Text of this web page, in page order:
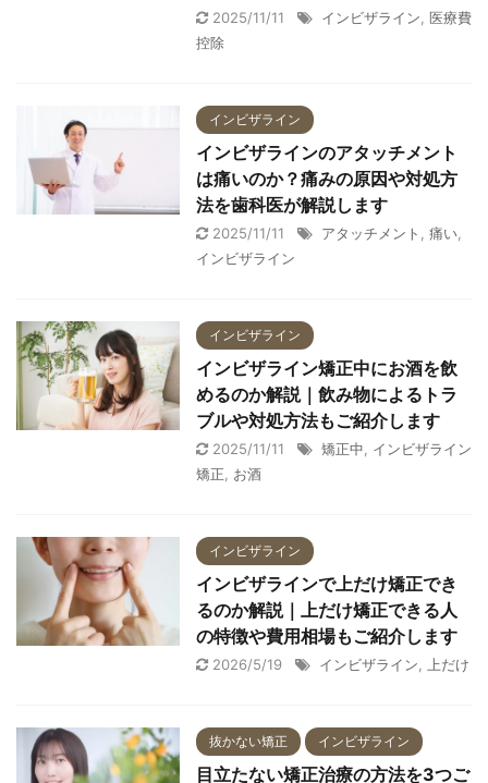
2025/11/11 インビザライン
医療費
控除
インビザライン
インビザラインのアタッチメント
は痛いのか？痛みの原因や対処方
法を歯科医が解説します
2025/11/11 アタッチメント 痛い
インビザライン
インビザライン
インビザライン矯正中にお酒を飲
めるのか解説｜飲み物によるトラ
ブルや対処方法もご紹介します
2025/11/11 矯正中
インビザライン
矯正
お酒
インビザライン
インビザラインで上だけ矯正でき
るのか解説｜上だけ矯正できる人
の特徴や費用相場もご紹介します
2026/5/19 インビザライン 上だけ
抜かない矯正 インビザライン
目立たない矯正治療の方法を3つご